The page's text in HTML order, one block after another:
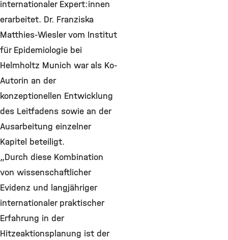
internationaler Expert:innen
erarbeitet. Dr. Franziska
Matthies-Wiesler vom Institut
für Epidemiologie bei
Helmholtz Munich war als Ko-
Autorin an der
konzeptionellen Entwicklung
des Leitfadens sowie an der
Ausarbeitung einzelner
Kapitel beteiligt.
„Durch diese Kombination
von wissenschaftlicher
Evidenz und langjähriger
internationaler praktischer
Erfahrung in der
Hitzeaktionsplanung ist der